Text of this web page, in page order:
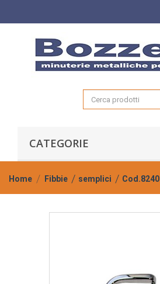
CATEGORIE
Home Fibbie semplici Cod.8240